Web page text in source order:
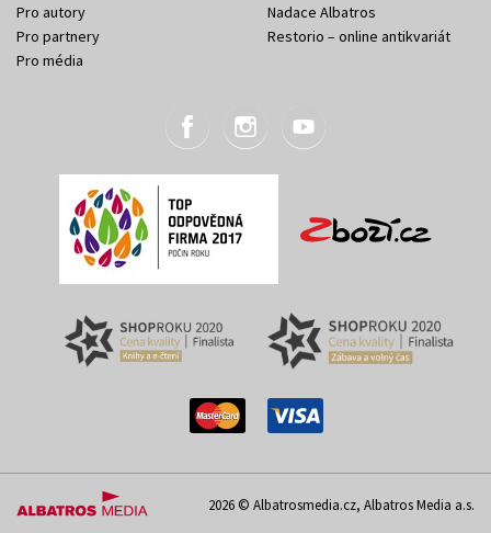
Pro autory
Pro partnery
Pro média
Nadace Albatros
Restorio – online antikvariát
2026 © Albatrosmedia.cz, Albatros Media a.s.